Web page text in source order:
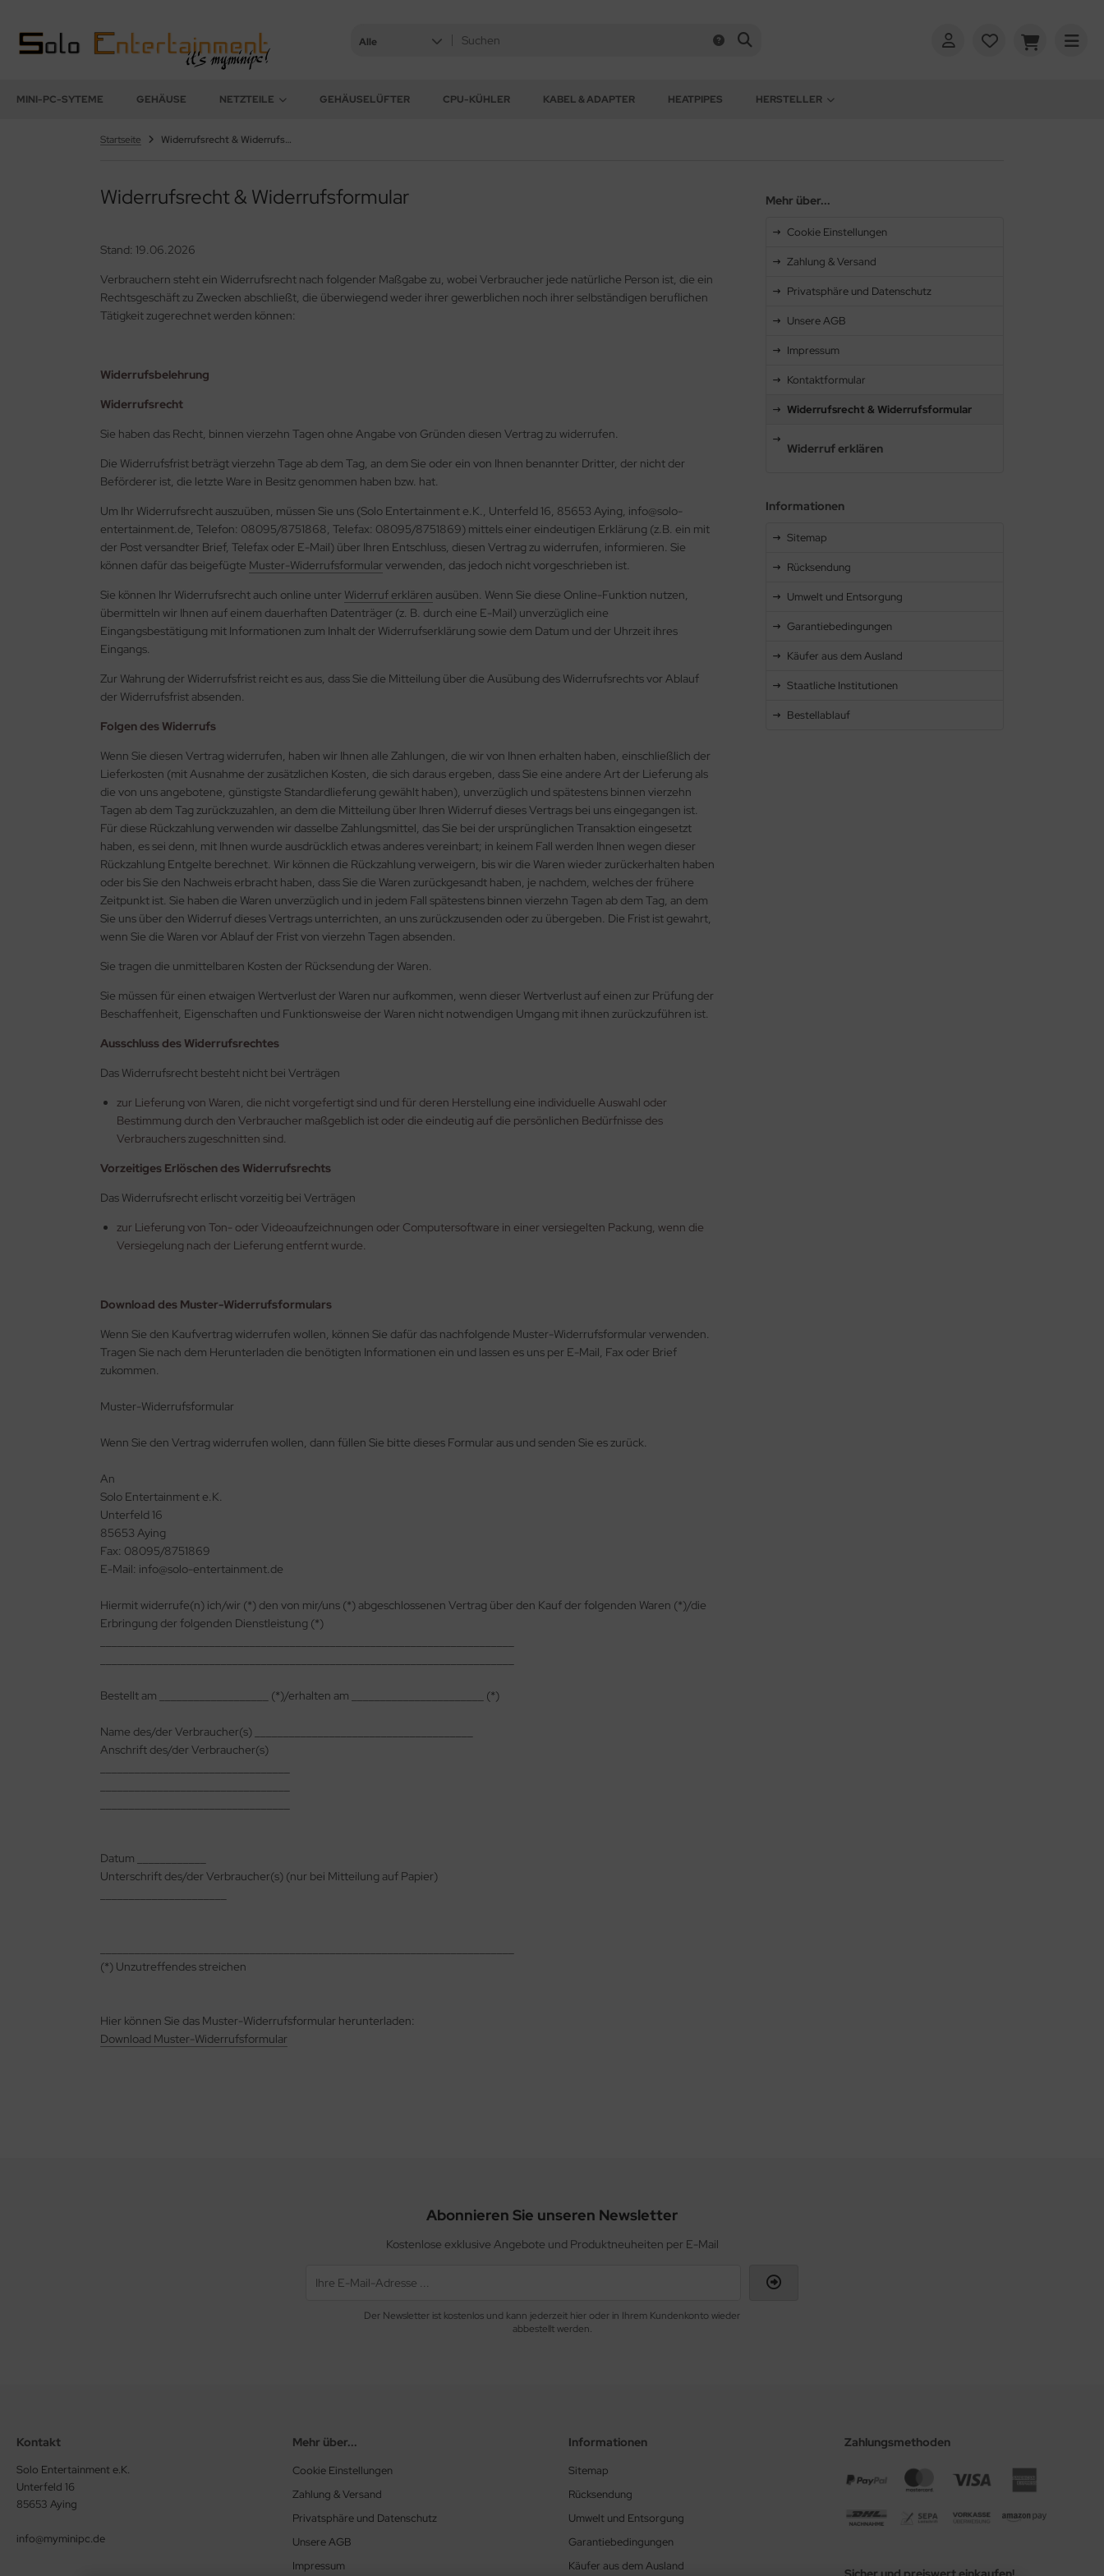
Alle
MINI-PC-SYTEME GEHÄUSE NETZTEILE GEHÄUSELÜFTER CPU-KÜHLER KABEL & ADAPTER HEATPIPES HERSTELLER
Startseite Widerrufsrecht & Widerrufsformular
Widerrufsrecht & Widerrufsformular
Stand: 19.06.2026
Verbrauchern steht ein Widerrufsrecht nach folgender Maßgabe zu, wobei Verbraucher jede natürliche Person ist, die ein
Rechtsgeschäft zu Zwecken abschließt, die überwiegend weder ihrer gewerblichen noch ihrer selbständigen beruflichen
Tätigkeit zugerechnet werden können:
Widerrufsbelehrung
Widerrufsrecht
Sie haben das Recht, binnen vierzehn Tagen ohne Angabe von Gründen diesen Vertrag zu widerrufen.
Die Widerrufsfrist beträgt vierzehn Tage ab dem Tag, an dem Sie oder ein von Ihnen benannter Dritter, der nicht der
Beförderer ist, die letzte Ware in Besitz genommen haben bzw. hat.
Um Ihr Widerrufsrecht auszuüben, müssen Sie uns (Solo Entertainment e.K., Unterfeld 16, 85653 Aying, info@solo-
entertainment.de, Telefon: 08095/8751868, Telefax: 08095/8751869) mittels einer eindeutigen Erklärung (z.B. ein mit
der Post versandter Brief, Telefax oder E-Mail) über Ihren Entschluss, diesen Vertrag zu widerrufen, informieren. Sie
können dafür das beigefügte Muster-Widerrufsformular verwenden, das jedoch nicht vorgeschrieben ist.
Sie können Ihr Widerrufsrecht auch online unter Widerruf erklären ausüben. Wenn Sie diese Online-Funktion nutzen,
übermitteln wir Ihnen auf einem dauerhaften Datenträger (z. B. durch eine E-Mail) unverzüglich eine
Eingangsbestätigung mit Informationen zum Inhalt der Widerrufserklärung sowie dem Datum und der Uhrzeit ihres
Eingangs.
Zur Wahrung der Widerrufsfrist reicht es aus, dass Sie die Mitteilung über die Ausübung des Widerrufsrechts vor Ablauf
der Widerrufsfrist absenden.
Folgen des Widerrufs
Wenn Sie diesen Vertrag widerrufen, haben wir Ihnen alle Zahlungen, die wir von Ihnen erhalten haben, einschließlich der
Lieferkosten (mit Ausnahme der zusätzlichen Kosten, die sich daraus ergeben, dass Sie eine andere Art der Lieferung als
die von uns angebotene, günstigste Standardlieferung gewählt haben), unverzüglich und spätestens binnen vierzehn
Tagen ab dem Tag zurückzuzahlen, an dem die Mitteilung über Ihren Widerruf dieses Vertrags bei uns eingegangen ist.
Für diese Rückzahlung verwenden wir dasselbe Zahlungsmittel, das Sie bei der ursprünglichen Transaktion eingesetzt
haben, es sei denn, mit Ihnen wurde ausdrücklich etwas anderes vereinbart; in keinem Fall werden Ihnen wegen dieser
Rückzahlung Entgelte berechnet. Wir können die Rückzahlung verweigern, bis wir die Waren wieder zurückerhalten haben
oder bis Sie den Nachweis erbracht haben, dass Sie die Waren zurückgesandt haben, je nachdem, welches der frühere
Zeitpunkt ist. Sie haben die Waren unverzüglich und in jedem Fall spätestens binnen vierzehn Tagen ab dem Tag, an dem
Sie uns über den Widerruf dieses Vertrags unterrichten, an uns zurückzusenden oder zu übergeben. Die Frist ist gewahrt,
wenn Sie die Waren vor Ablauf der Frist von vierzehn Tagen absenden.
Sie tragen die unmittelbaren Kosten der Rücksendung der Waren.
Sie müssen für einen etwaigen Wertverlust der Waren nur aufkommen, wenn dieser Wertverlust auf einen zur Prüfung der
Beschaffenheit, Eigenschaften und Funktionsweise der Waren nicht notwendigen Umgang mit ihnen zurückzuführen ist.
Ausschluss des Widerrufsrechtes
Das Widerrufsrecht besteht nicht bei Verträgen
zur Lieferung von Waren, die nicht vorgefertigt sind und für deren Herstellung eine individuelle Auswahl oder
Bestimmung durch den Verbraucher maßgeblich ist oder die eindeutig auf die persönlichen Bedürfnisse des
Verbrauchers zugeschnitten sind.
Vorzeitiges Erlöschen des Widerrufsrechts
Das Widerrufsrecht erlischt vorzeitig bei Verträgen
zur Lieferung von Ton- oder Videoaufzeichnungen oder Computersoftware in einer versiegelten Packung, wenn die
Versiegelung nach der Lieferung entfernt wurde.
Download des Muster-Widerrufsformulars
Wenn Sie den Kaufvertrag widerrufen wollen, können Sie dafür das nachfolgende Muster-Widerrufsformular verwenden.
Tragen Sie nach dem Herunterladen die benötigten Informationen ein und lassen es uns per E-Mail, Fax oder Brief
zukommen.
Muster-Widerrufsformular
Wenn Sie den Vertrag widerrufen wollen, dann füllen Sie bitte dieses Formular aus und senden Sie es zurück.
An
Solo Entertainment e.K.
Unterfeld 16
85653 Aying
Fax: 08095/8751869
E-Mail: info@solo-entertainment.de
Hiermit widerrufe(n) ich/wir (*) den von mir/uns (*) abgeschlossenen Vertrag über den Kauf der folgenden Waren (*)/die
Erbringung der folgenden Dienstleistung (*)
Bestellt am ___________________ (*)/erhalten am _______________________ (*)
Name des/der Verbraucher(s) ______________________________________
Anschrift des/der Verbraucher(s)
Datum ____________
Unterschrift des/der Verbraucher(s) (nur bei Mitteilung auf Papier)
(*) Unzutreffendes streichen
Hier können Sie das Muster-Widerrufsformular herunterladen:
Download Muster-Widerrufsformular
Mehr über...
Cookie Einstellungen
Zahlung & Versand
Privatsphäre und Datenschutz
Unsere AGB
Impressum
Kontaktformular
Widerrufsrecht & Widerrufsformular
Widerruf erklären
Informationen
Sitemap
Rücksendung
Umwelt und Entsorgung
Garantiebedingungen
Käufer aus dem Ausland
Staatliche Institutionen
Bestellablauf
Abonnieren Sie unseren Newsletter
Kostenlose exklusive Angebote und Produktneuheiten per E-Mail
Der Newsletter ist kostenlos und kann jederzeit hier oder in Ihrem Kundenkonto wieder
abbestellt werden.
Kontakt
Solo Entertainment e.K.
Unterfeld 16
85653 Aying
info@myminipc.de
Mehr über...
Cookie Einstellungen
Zahlung & Versand
Privatsphäre und Datenschutz
Unsere AGB
Impressum
Informationen
Sitemap
Rücksendung
Umwelt und Entsorgung
Garantiebedingungen
Käufer aus dem Ausland
Zahlungsmethoden
ALLES ANZEIGEN AUS NETZTEILE